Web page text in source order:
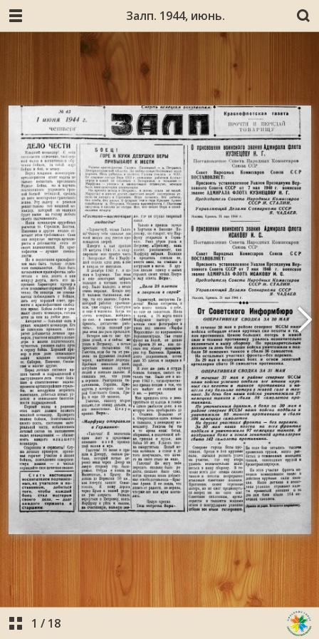
Залп. 1944, июнь.
1 / 18